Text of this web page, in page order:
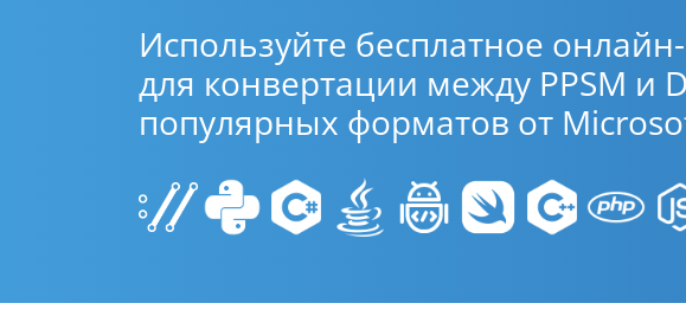
Используйте бесплатное
для конвертации между PPSM и
популярных форматов от